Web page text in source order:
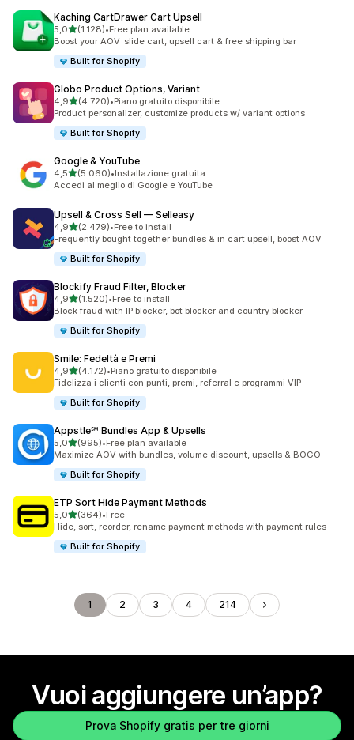
Kaching CartDrawer Cart Upsell
5,0stelle su 5
(1.128)
1128 recensioni totali
•Free plan available
Boost your AOV: slide cart, upsell cart & free shipping bar
Built for Shopify
Globo Product Options, Variant
4,9stelle su 5
(4.720)
4720 recensioni totali
•Piano gratuito disponibile
Product personalizer, customize products w/ variant options
Built for Shopify
Google & YouTube
4,5stelle su 5
(5.060)
5060 recensioni totali
•Installazione gratuita
Accedi al meglio di Google e YouTube
Upsell & Cross Sell — Selleasy
4,9stelle su 5
(2.479)
2479 recensioni totali
•Free to install
Frequently bought together bundles & in cart upsell, boost AOV
Built for Shopify
Blockify Fraud Filter, Blocker
4,9stelle su 5
(1.520)
1520 recensioni totali
•Free to install
Block fraud with IP blocker, bot blocker and country blocker
Built for Shopify
Smile: Fedeltà e Premi
4,9stelle su 5
(4.172)
4172 recensioni totali
•Piano gratuito disponibile
Fidelizza i clienti con punti, premi, referral e programmi VIP
Built for Shopify
Appstle℠ Bundles App & Upsells
5,0stelle su 5
(995)
995 recensioni totali
•Free plan available
Maximize AOV with bundles, volume discount, upsells & BOGO
Built for Shopify
ETP Sort Hide Payment Methods
5,0stelle su 5
(364)
364 recensioni totali
•Free
Hide, sort, reorder, rename payment methods with payment rules
Built for Shopify
1 2 3 4 214
Vuoi aggiungere un’app?
Prova Shopify gratis per tre giorni